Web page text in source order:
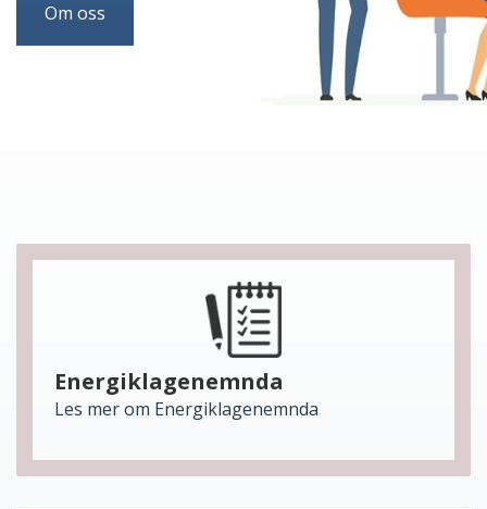
Om oss
Energiklagenemnda
Les mer om Energiklagenemnda